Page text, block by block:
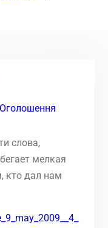
Оголошення
слова,
мелкая
кто дал нам